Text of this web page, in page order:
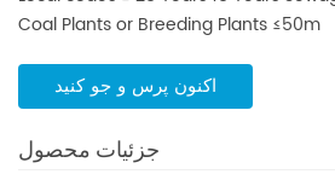
Coal Plants or Breeding Plants ≤50m
اکنون پرس و جو کنید
جزئیات محصول